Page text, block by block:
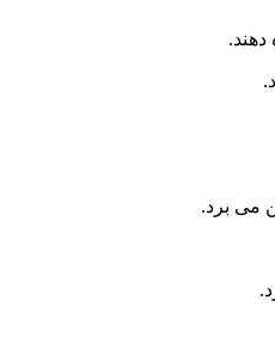
می برد.